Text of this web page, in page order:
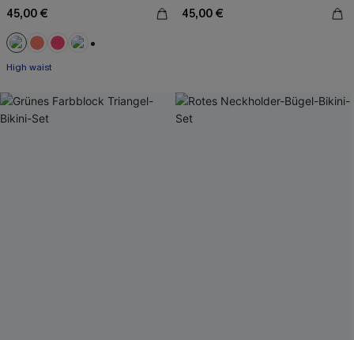
45,00 €
High waist
45,00 €